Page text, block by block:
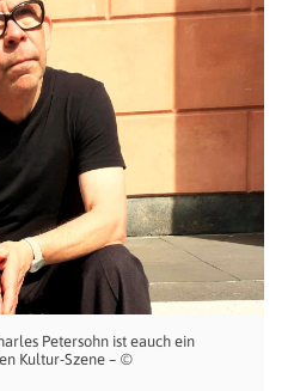
Petersohn ist eauch ein
Kultur-Szene – ©